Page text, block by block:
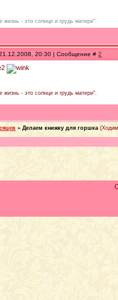
- это солнце и грудь матери".
20:30 | Сообщение #2
- это солнце и грудь матери".
» Делаем книжку для горшка